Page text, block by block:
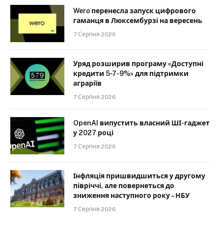
Wero перенесла запуск цифрового
гаманця в Люксембурзі на вересень
7 Серпня 2026
Уряд розширив програму «Доступні
кредити 5-7-9%» для підтримки
аграріїв
7 Серпня 2026
OpenAI випустить власний ШІ-гаджет
у 2027 році
7 Серпня 2026
Інфляція пришвидшиться у другому
півріччі, але повернеться до
зниження наступного року – НБУ
7 Серпня 2026